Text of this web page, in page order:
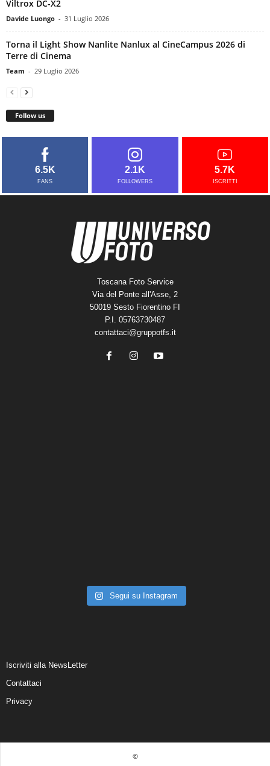
Viltrox DC-X2
Davide Luongo - 31 Luglio 2026
Torna il Light Show Nanlite Nanlux al CineCampus 2026 di
Terre di Cinema
Team - 29 Luglio 2026
Follow us
6.5K
FANS
2.1K
FOLLOWERS
5.7K
ISCRITTI
Toscana Foto Service
Via del Ponte all'Asse, 2
50019 Sesto Fiorentino FI
P.I. 05763730487
contattaci@gruppotfs.it
Segui su Instagram
Iscriviti alla NewsLetter
Contattaci
Privacy
©